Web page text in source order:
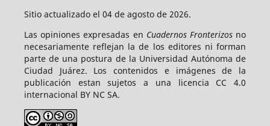
Sitio actualizado el 04 de agosto de 2026.
Las opiniones expresadas en Cuadernos Fronterizosno
necesariamente reflejan la de los editores ni forman
parte de una postura de la Universidad Autónoma de
Ciudad Juárez. Los contenidos e imágenes de la
publicación estan sujetos a una licencia CC 4.0
internacional BY NC SA.